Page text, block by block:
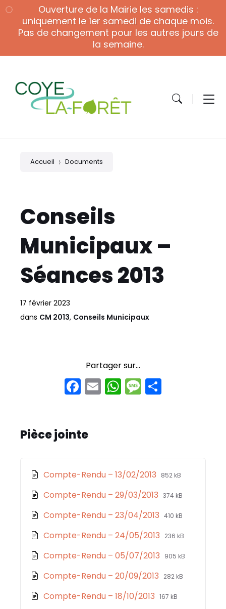
to
content
to
navigation
to
footer
Ouverture de la Mairie les samedis :
uniquement le 1er samedi de chaque mois.
Pas de changement pour les autres jours de
la semaine.
Accueil Documents
Conseils
Municipaux –
Séances 2013
17 février 2023
dans CM 2013, Conseils Municipaux
Partager sur...
F
a
e
o
o
k
E
m
W
h
p
p
M
e
g
e
er
Pièce jointe
Compte-Rendu – 13/02/2013 File
pdf
File
852 kB
Compte-Rendu – 29/03/2013 File
pdf
File
374 kB
Compte-Rendu – 23/04/2013 File
pdf
File
410 kB
Compte-Rendu – 24/05/2013 File
pdf
File
236 kB
Compte-Rendu – 05/07/2013 File
pdf
File
905 kB
Compte-Rendu – 20/09/2013 File
pdf
File
282 kB
Compte-Rendu – 18/10/2013 File
File
167 kB